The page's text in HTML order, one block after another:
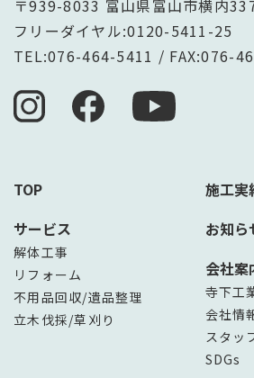
〒939-8033 富山県富山市横内
フリーダイヤル:0120-5411-25
TEL:076-464-5411 / FAX:076-
TOP
サービス
解体工事
リフォーム
不用品回収/遺品整理
立木伐採/草刈り
施工実
お知ら
会社案
寺下工
会社情
スタッ
SDGs